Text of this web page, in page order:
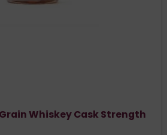
Whiskey Cask Strength